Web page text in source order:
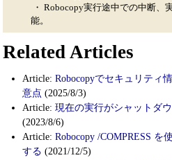
・ Robocopy実行途中での中断、
能。
Related Articles
Article: Robocopyでセキュリティ
意点 (2025/8/3)
Article: 現在の実行がシャットダ
(2023/8/6)
Article: Robocopy /COMPRESS
する (2021/12/5)